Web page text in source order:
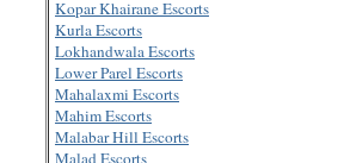
Kopar Khairane Escorts
Kurla Escorts
Lokhandwala Escorts
Lower Parel Escorts
Mahalaxmi Escorts
Mahim Escorts
Malabar Hill Escorts
Malad Escorts